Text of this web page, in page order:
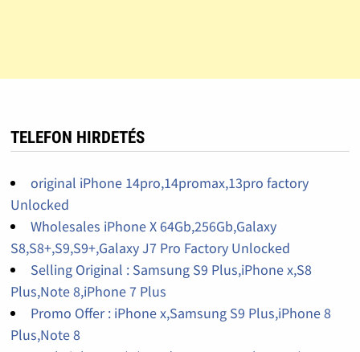
TELEFON HIRDETÉS
original iPhone 14pro,14promax,13pro factory
Unlocked
Wholesales iPhone X 64Gb,256Gb,Galaxy
S8,S8+,S9,S9+,Galaxy J7 Pro Factory Unlocked
Selling Original : Samsung S9 Plus,iPhone x,S8
Plus,Note 8,iPhone 7 Plus
Promo Offer : iPhone x,Samsung S9 Plus,iPhone 8
Plus,Note 8